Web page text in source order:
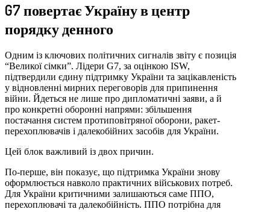
G7 повертає Україну в центр
порядку денного
Одним із ключових політичних сигналів звіту є позиція
“Великої сімки”. Лідери G7, за оцінкою ISW,
підтвердили єдину підтримку України та зацікавленість
у відновленні мирних переговорів для припинення
війни. Йдеться не лише про дипломатичні заяви, а й
про конкретні оборонні напрями: збільшення
постачання систем протиповітряної оборони, ракет-
перехоплювачів і далекобійних засобів для України.
Цей блок важливий із двох причин.
По-перше, він показує, що підтримка України знову
оформлюється навколо практичних військових потреб.
Для України критичними залишаються саме ППО,
перехоплювачі та далекобійність. ППО потрібна для